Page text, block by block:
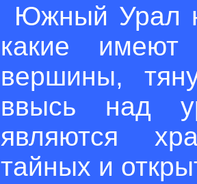
Южный Урал
какие имеют
вершины,
ввысь над
являются
тайных и